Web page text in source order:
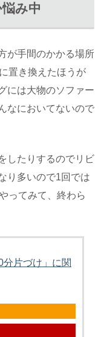
み中
が手間のかかる場所
置き換えたほうが
には大物のソファー
なにおいてないので
したりするのでリビ
り多いので1回では
ってみて、終わら
片づけ」に関